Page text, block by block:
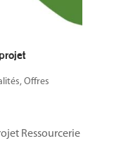
, Offres
Ressourcerie